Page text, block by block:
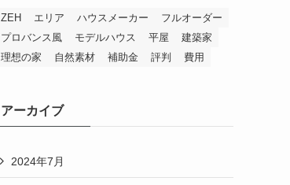
ZEH エリア ハウスメーカー
フルオーダー
プロバンス風
モデルハウス 平屋
建築家
理想の家
自然素材 補助金 評判 費用
アーカイブ
2024年7月